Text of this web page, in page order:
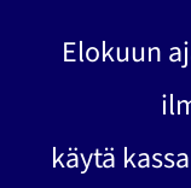
Elokuun
käytä